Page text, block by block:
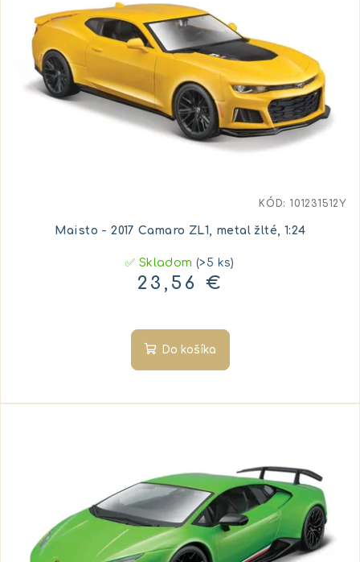
Maisto - 2017 Camaro ZL1, metal žlté, 1:24
✅ Skladom(>5 ks)
23,56 €
Do košíka
KÓD: 101231512Y